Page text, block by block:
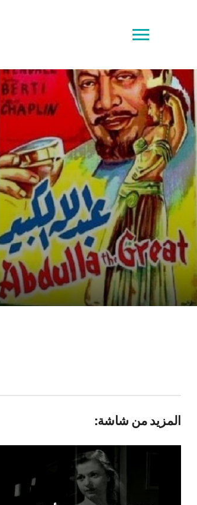
Toggle
&
navigation
المزيد من شاشة: